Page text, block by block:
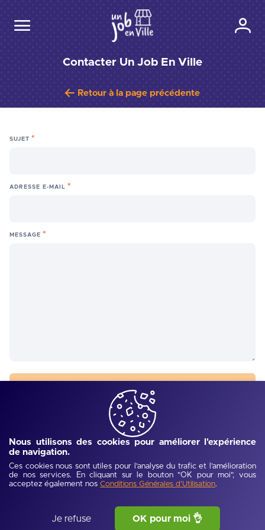
Nous utilisons des cookies pour améliorer l'expérience
de navigation.
Ces cookies nous sont utiles pour l'analyse du trafic et l'amélioration
de nos services. En cliquant sur le bouton "OK pour moi", vous
acceptez également nos Conditions Générales d'Utilisation.
Je refuse OK pour moi 👌
Contacter Un Job En Ville
Retour à la page précédente
SUJET
ADRESSE E-MAIL
MESSAGE